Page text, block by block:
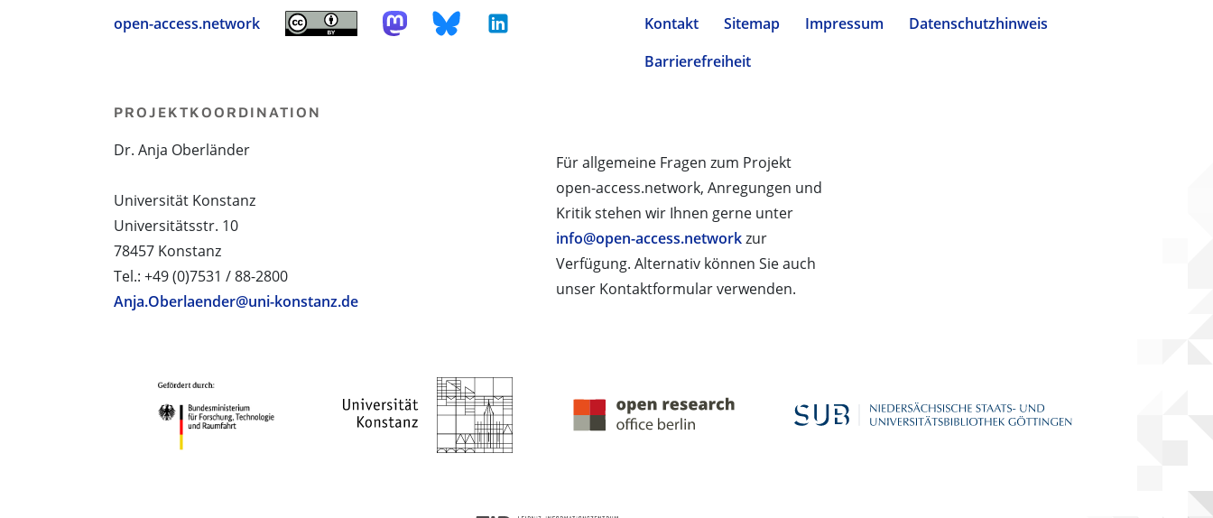
open-access.network Kontakt Sitemap Impressum
Datenschutzhinweis
Barrierefreiheit
Für allgemeine Fragen zum Projekt
open-access.network, Anregungen und
Kritik stehen wir Ihnen gerne unter
info@open-access.networkzur
Verfügung. Alternativ können Sie auch
unser Kontaktformular verwenden.
PROJEKTKOORDINATION
Dr. Anja Oberländer
Universität Konstanz
Universitätsstr. 10
78457 Konstanz
Tel.: +49 (0)7531 / 88-2800
Anja.Oberlaender@uni-konstanz.de